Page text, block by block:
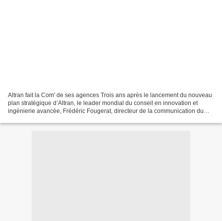
Altran fait la Com' de ses agences Trois ans après le lancement du nouveau
plan stratégique d’Altran, le leader mondial du conseil en innovation et
ingénierie avancée, Frédéric Fougerat, directeur de la communication du